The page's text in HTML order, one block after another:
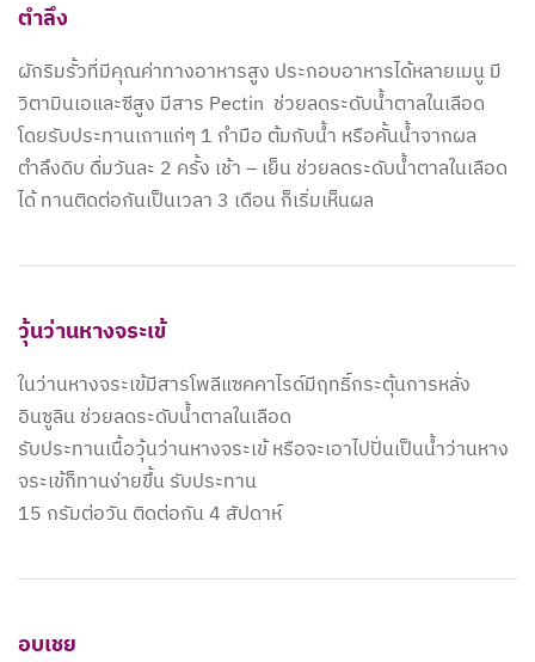
ตำลึง
ผักริมรั้วที่มีคุณค่าทางอาหารสูง ประกอบอาหารได้หลายเมนู มี
วิตามินเอและซีสูง มีสาร Pectin ช่วยลดระดับน้ำตาลในเลือด
โดยรับประทานเถาแก่ๆ 1 กำมือ ต้มกับน้ำ หรือคั้นน้ำจากผล
ตำลึงดิบ ดื่มวันละ 2 ครั้ง เช้า – เย็น ช่วยลดระดับน้ำตาลในเลือด
ได้ ทานติดต่อกันเป็นเวลา 3 เดือน ก็เริ่มเห็นผล
วุ้นว่านหางจระเข้
ในว่านหางจระเข้มีสารโพลีแซคคาไรด์มีฤทธิ์กระตุ้นการหลั่ง
อินซูลิน ช่วยลดระดับน้ำตาลในเลือด
รับประทานเนื้อวุ้นว่านหางจระเข้ หรือจะเอาไปปั่นเป็นน้ำว่านหาง
จระเข้ก็ทานง่ายขึ้น รับประทาน
15 กรัมต่อวัน ติดต่อกัน 4 สัปดาห์
อบเชย